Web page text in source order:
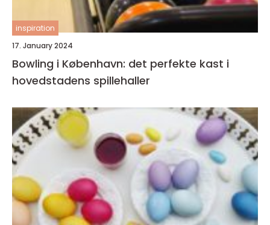
inspiration
17. January 2024
Bowling i København: det perfekte kast i
hovedstadens spillehaller